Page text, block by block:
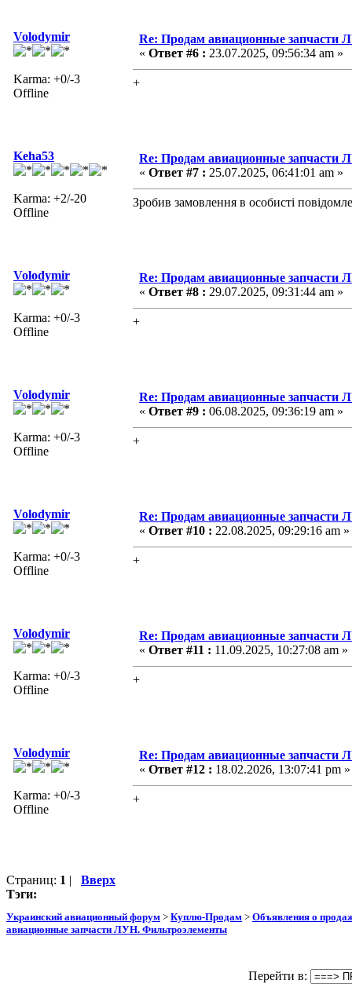
Volodymir
Karma: +0/-3
Offline
Re: Продам авиационные запчасти
« Ответ #6 : 23.07.2025, 09:56:34 am »
+
Keha53
Karma: +2/-20
Offline
Re: Продам авиационные запчасти
« Ответ #7 : 25.07.2025, 06:41:01 am »
Зробив замовлення в особисті
Volodymir
Karma: +0/-3
Offline
Re: Продам авиационные запчасти
« Ответ #8 : 29.07.2025, 09:31:44 am »
+
Volodymir
Karma: +0/-3
Offline
Re: Продам авиационные запчасти
« Ответ #9 : 06.08.2025, 09:36:19 am »
+
Volodymir
Karma: +0/-3
Offline
Re: Продам авиационные запчасти
« Ответ #10 : 22.08.2025, 09:29:16 am »
+
Volodymir
Karma: +0/-3
Offline
Re: Продам авиационные запчасти
« Ответ #11 : 11.09.2025, 10:27:08 am »
+
Volodymir
Karma: +0/-3
Offline
Re: Продам авиационные запчасти
« Ответ #12 : 18.02.2026, 13:07:41 pm »
+
Страниц: 1 | Вверх
Тэги:
Украинский авиационный форум > Куплю-Продам > Объявления о
авиационные запчасти ЛУН. Фильтроэлементы
Перейти в: